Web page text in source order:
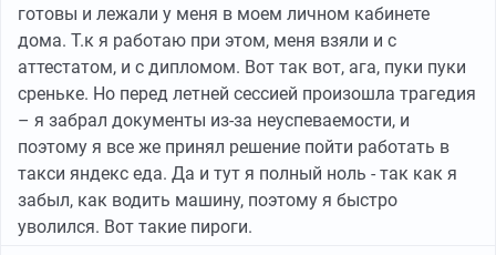
готовы и лежали у меня в моем личном кабинете
дома. Т.к я работаю при этом, меня взяли и с
аттестатом, и с дипломом. Вот так вот, ага, пуки пуки
среньке. Но перед летней сессией произошла трагедия
– я забрал документы из-за неуспеваемости, и
поэтому я все же принял решение пойти работать в
такси яндекс еда. Да и тут я полный ноль - так как я
забыл, как водить машину, поэтому я быстро
уволился. Вот такие пироги.